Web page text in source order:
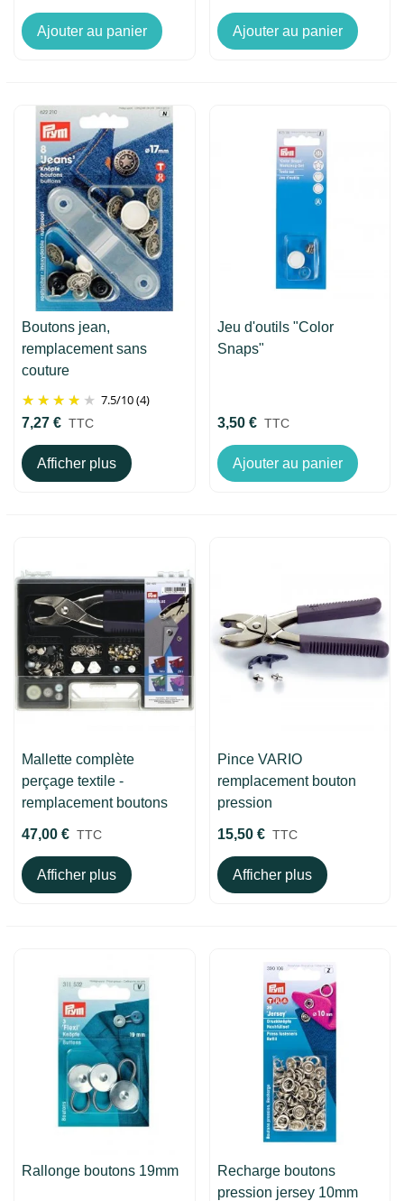
Ajouter au panier Ajouter au panier
Boutons jean,
remplacement sans
couture
7.5/10(4)
7,27 € TTC
Afficher plus
Jeu d'outils "Color
Snaps"
3,50 € TTC
Ajouter au panier
Mallette complète
perçage textile -
remplacement boutons
47,00 € TTC
Afficher plus
Pince VARIO
remplacement bouton
pression
15,50 € TTC
Afficher plus
Rallonge boutons 19mm
Recharge boutons
pression jersey 10mm